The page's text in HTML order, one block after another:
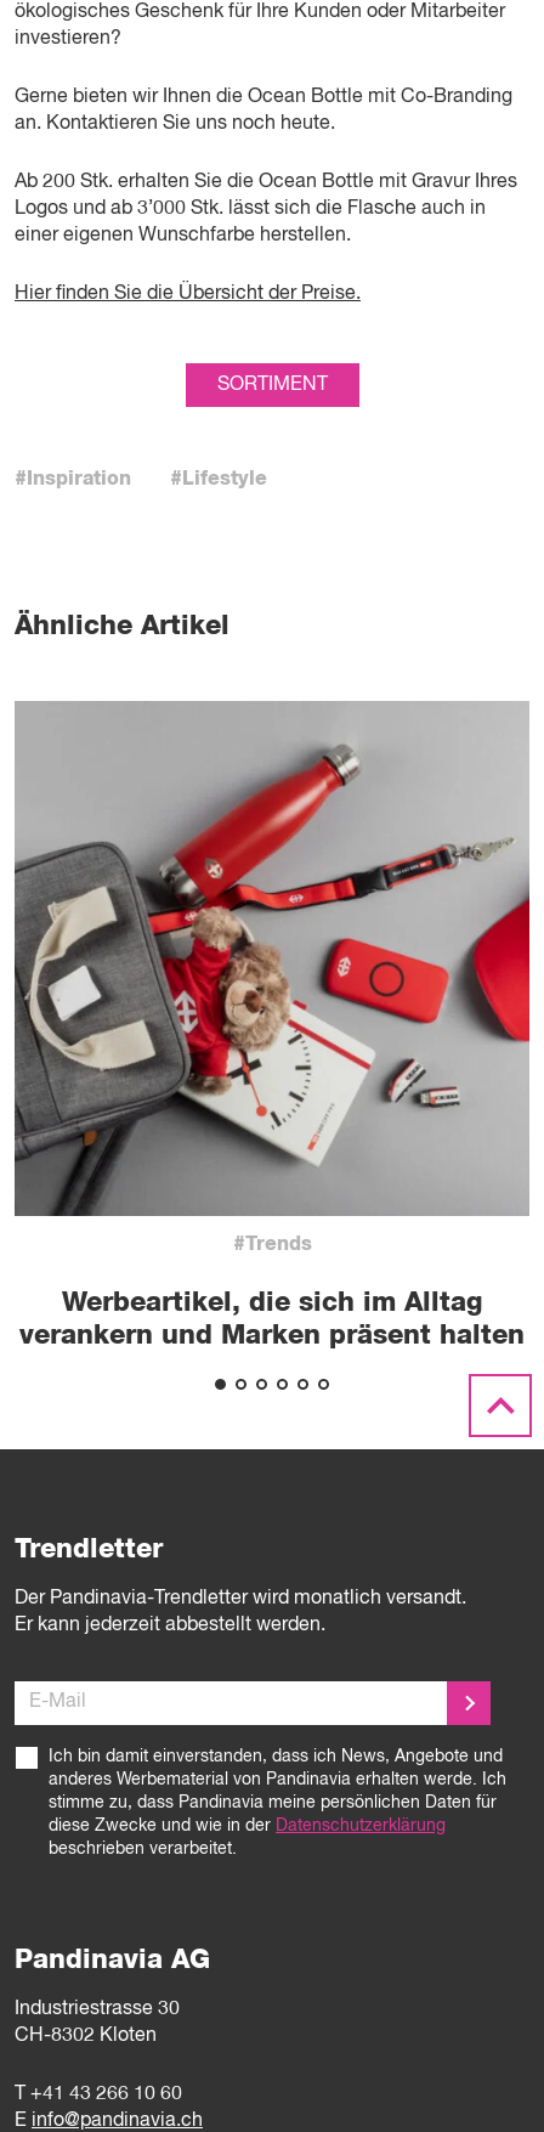
ökologisches Geschenk für Ihre Kunden oder Mitarbeiter
investieren?
Gerne bieten wir Ihnen die Ocean Bottle mit Co-Branding
an. Kontaktieren Sie uns noch heute.
Ab 200 Stk. erhalten Sie die Ocean Bottle mit Gravur Ihres
Logos und ab 3’000 Stk. lässt sich die Flasche auch in
einer eigenen Wunschfarbe herstellen.
Hier finden Sie die Übersicht der Preise.
SORTIMENT
#Inspiration #Lifestyle
Ähnliche Artikel
#Trends
Werbeartikel, die sich im Alltag
verankern und Marken präsent halten
Trendletter
Der Pandinavia-Trendletter wird monatlich versandt.
Er kann jederzeit abbestellt werden.
E-Mail
Ich bin damit einverstanden, dass ich News, Angebote und
anderes Werbematerial von Pandinavia erhalten werde. Ich
stimme zu, dass Pandinavia meine persönlichen Daten für
diese Zwecke und wie in der Datenschutzerklärung
beschrieben verarbeitet.
Pandinavia AG
Industriestrasse 30
CH-8302 Kloten
+41 43 266 10 60
E info@pandinavia.ch